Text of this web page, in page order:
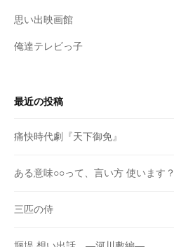
思い出映画館
俺達テレビっ子
最近の投稿
痛快時代劇『天下御免』
ある意味○○って、言い方 使います？
三匹の侍